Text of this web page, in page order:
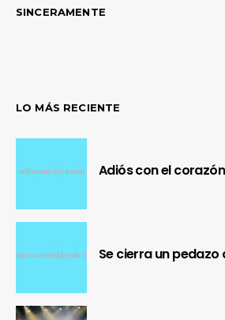
SINCERAMENTE
LO MÁS RECIENTE
Adiós con el corazón
Se cierra un pedazo